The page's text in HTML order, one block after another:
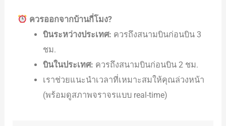
ควรออกจากบ้านกี่โมง?
บินระหว่างประเทศ: ควรถึงสนามบินก่อนบิน 3
ชม.
บินในประเทศ: ควรถึงสนามบินก่อนบิน 2 ชม.
เราช่วยแนะนำเวลาที่เหมาะสมให้คุณล่วงหน้า
(พร้อมดูสภาพจราจรแบบ real-time)